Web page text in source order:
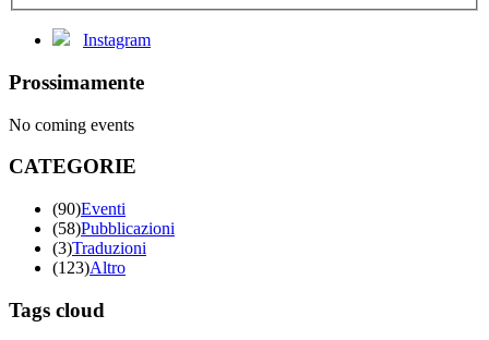
Instagram
Prossimamente
No coming events
CATEGORIE
(90)Eventi
(58)Pubblicazioni
(3)Traduzioni
(123)Altro
Tags cloud